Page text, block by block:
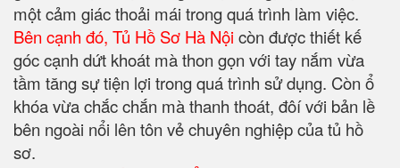
một cảm giác thoải mái trong quá trình làm việc.
Bên cạnh đó, Tủ Hồ Sơ Hà Nội còn được thiết kế
góc cạnh dứt khoát mà thon gọn với tay nắm vừa
tầm tăng sự tiện lợi trong quá trình sử dụng. Còn ổ
khóa vừa chắc chắn mà thanh thoát, đôí với bản lề
bên ngoài nổi lên tôn vẻ chuyên nghiệp của tủ hồ
sơ.